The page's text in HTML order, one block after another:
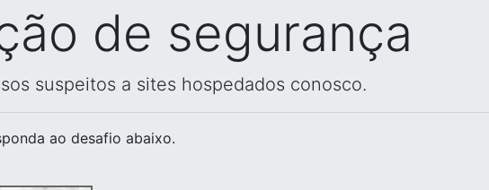
de segurança
suspeitos a sites hospedados conosco.
ao desafio abaixo.